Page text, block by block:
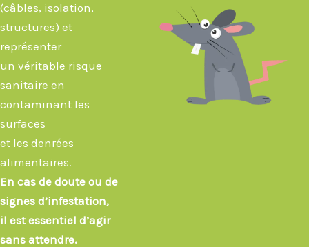
(câbles, isolation,
structures) et
représenter
un véritable risque
sanitaire en
contaminant les
surfaces
et les denrées
alimentaires.
En cas de doute ou de
signes d’infestation,
il est essentiel d’agir
sans attendre.